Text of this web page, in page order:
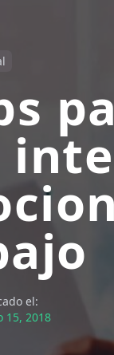
el:
15, 2018